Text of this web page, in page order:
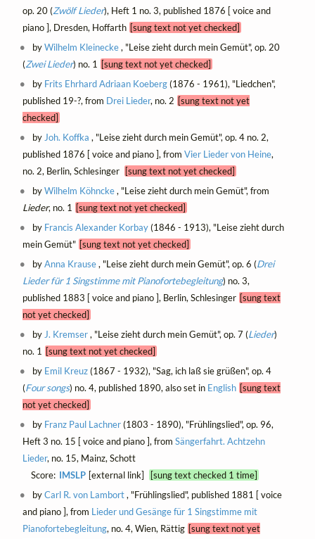
op. 20 (Zwölf Lieder), Heft 1 no. 3, published 1876 [ voice and
piano ], Dresden, Hoffarth [sung text not yet checked]
byWilhelm Kleinecke, "Leise zieht durch mein Gemüt", op. 20
(Zwei Lieder) no. 1 [sung text not yet checked]
by Frits Ehrhard Adriaan Koeberg(1876 - 1961), "Liedchen",
published 19-?, from Drei Lieder, no. 2 [sung text not yet
checked]
by Joh. Koffka , "Leise zieht durch mein Gemüt", op. 4 no. 2,
published 1876 [ voice and piano ], from Vier Lieder von Heine,
no. 2, Berlin, Schlesinger
[sung text not yet checked]
byWilhelm Köhncke, "Leise zieht durch mein Gemüt", from
Lieder, no. 1
[sung text not yet checked]
by Francis Alexander Korbay(1846 - 1913), "Leise zieht durch
mein Gemüt" [sung text not yet checked]
byAnna Krause, "Leise zieht durch mein Gemüt", op. 6 (Drei
Lieder für 1 Singstimme mit Pianofortebegleitung) no. 3,
published 1883 [ voice and piano ], Berlin, Schlesinger [sung text
not yet checked]
by J. Kremser, "Leise zieht durch mein Gemüt", op. 7 (Lieder)
no. 1
[sung text not yet checked]
by Emil Kreuz(1867 - 1932), "Sag, ich laß sie grüßen", op. 4
(Four songs) no. 4, published 1890, also set in English [sung text
not yet checked]
by Franz Paul Lachner(1803 - 1890), "Frühlingslied", op. 96,
Heft 3 no. 15 [ voice and piano ], from Sängerfahrt. Achtzehn
Lieder, no. 15, Mainz, Schott
Score: IMSLP [external link]
[sung text checked 1 time]
byCarl R. von Lambort, "Frühlingslied", published 1881 [ voice
and piano ], from Lieder und Gesänge für 1 Singstimme mit
Pianofortebegleitung, no. 4, Wien, Rättig [sung text not yet